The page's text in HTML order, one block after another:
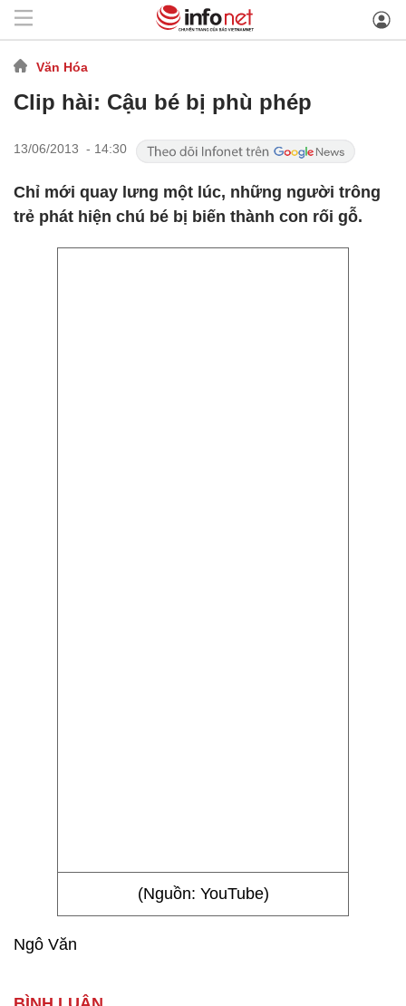
Văn Hóa
Clip hài: Cậu bé bị phù phép
13/06/2013 - 14:30
Chỉ mới quay lưng một lúc, những người trông
trẻ phát hiện chú bé bị biến thành con rối gỗ.
(Nguồn: YouTube)
Ngô Văn